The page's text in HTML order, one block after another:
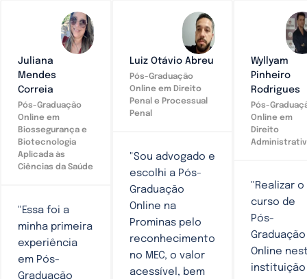
"Essa foi a
minha primeira
experiência
em Pós-
Graduação
Juliana
Mendes
Correia
Pós-Graduação
Online em
Biossegurança e
Biotecnologia
Aplicada às
Ciências da Saúde
"Sou advogado e
escolhi a Pós-
Graduação
Online na
Prominas pelo
reconhecimento
no MEC, o valor
acessível, bem
Luiz Otávio Abreu
Pós-Graduação
Online em Direito
Penal e Processual
Penal
"Realizar o
curso de
Pós-
Graduação
Online
instituição
Wyllyam
Pinheiro
Rodrigues
Pós-
Online em
Direito